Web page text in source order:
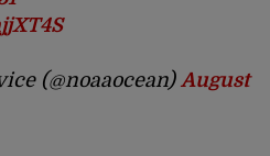
(@noaaocean)August